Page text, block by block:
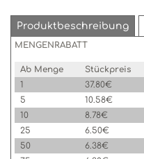
Produktbeschreibung
MENGENRABATT
Ab Menge
Stückpreis
1
37.80€
5
10.58€
10
8.78€
25
6.50€
50
6.38€